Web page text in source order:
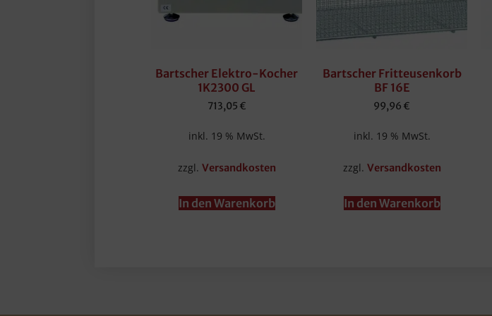
Bartscher Elektro-Kocher
1K2300 GL
713,05 €
inkl. 19 % MwSt.
zzgl. Versandkosten
In den Warenkorb
Bartscher Fritteusenkorb
BF 16E
99,96 €
inkl. 19 % MwSt.
zzgl. Versandkosten
In den Warenkorb